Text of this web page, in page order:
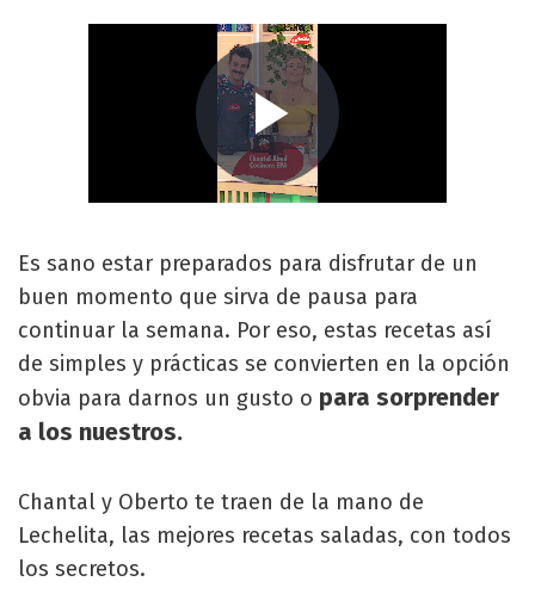
Es sano estar preparados para disfrutar de un
buen momento que sirva de pausa para
continuar la semana. Por eso, estas recetas así
de simples y prácticas se convierten en la opción
obvia para darnos un gusto o para sorprender
a los nuestros.
Chantal y Oberto te traen de la mano de
Lechelita, las mejores recetas saladas, con todos
los secretos.